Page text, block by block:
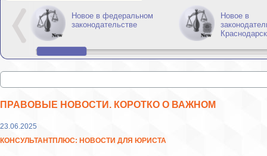
Новое в федеральном
законодательстве
Новое в
ПРАВОВЫЕ НОВОСТИ. КОРОТКО О ВАЖНОМ
23.06.2025
КОНСУЛЬТАНТПЛЮС: НОВОСТИ ДЛЯ ЮРИСТА